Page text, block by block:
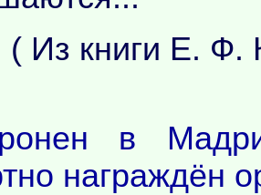
( Из книги Е. Ф.
в
награждён